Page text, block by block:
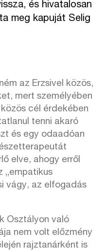
és hivatalosan
meg kapuját Selig
az Erzsivel közös,
mert személyében
cél érdekében
tenni akaró
és egy odaadóan
elve, ahogy erről
„empatikus
vágy, az elfogadás
Osztályon való
nem volt előzmény
rajztanárként is